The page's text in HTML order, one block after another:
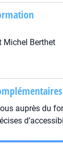
Michel Berthet
auprès du